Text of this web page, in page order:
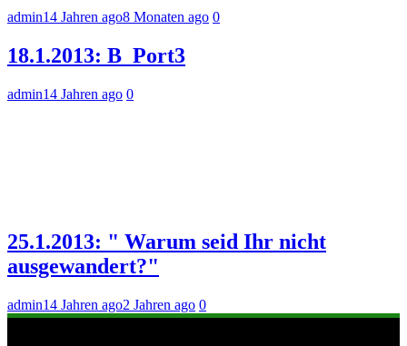
admin14 Jahren ago8 Monaten ago 0
18.1.2013: B_Port3
admin14 Jahren ago 0
25.1.2013: " Warum seid Ihr nicht
ausgewandert?"
admin14 Jahren ago2 Jahren ago 0